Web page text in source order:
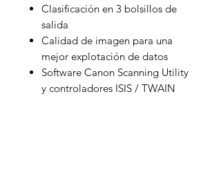
Clasificación en 3 bolsillos de
salida
Calidad de imagen para una
mejor explotación de datos
Software Canon Scanning Utility
y controladores ISIS / TWAIN